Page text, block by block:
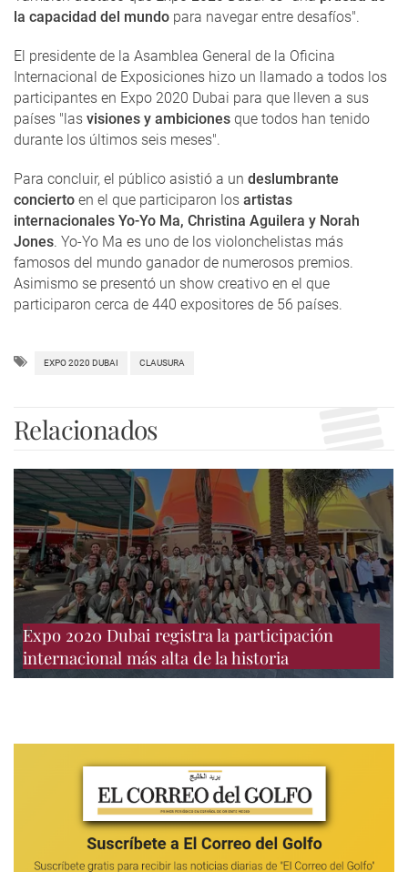
la capacidad del mundo para navegar entre desafíos".
El presidente de la Asamblea General de la Oficina
Internacional de Exposiciones hizo un llamado a todos los
participantes en Expo 2020 Dubai para que lleven a sus
países "las visiones y ambiciones que todos han tenido
durante los últimos seis meses".
Para concluir, el público asistió a un deslumbrante
concierto en el que participaron los artistas
internacionales Yo-Yo Ma, Christina Aguilera y Norah
Jones. Yo-Yo Ma es uno de los violonchelistas más
famosos del mundo ganador de numerosos premios.
Asimismo se presentó un show creativo en el que
participaron cerca de 440 expositores de 56 países.
EXPO 2020 DUBAI CLAUSURA
Relacionados
Expo 2020 Dubai registra la participación
internacional más alta de la historia